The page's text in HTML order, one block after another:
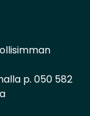
p. 050 582